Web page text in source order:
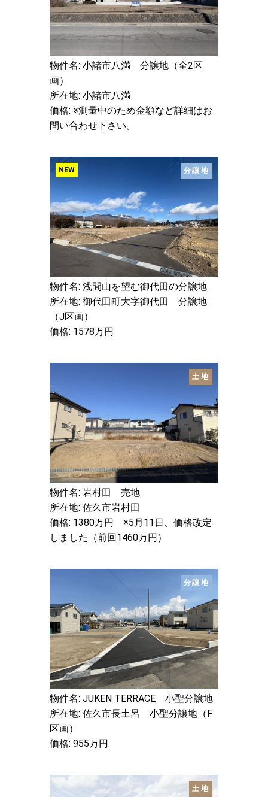
物件名: 小諸市八満 分譲地（全2区
画）
所在地: 小諸市八満
価格: ※測量中のため金額など詳細はお
問い合わせ下さい。
NEW 分譲地
物件名: 浅間山を望む御代田の分譲地
所在地: 御代田町大字御代田 分譲地
（J区画）
価格: 1578万円
土地
物件名: 岩村田 売地
所在地: 佐久市岩村田
価格: 1380万円 ※5月11日、価格改定
しました（前回1460万円）
分譲地
物件名: JUKEN TERRACE 小聖分譲地
所在地: 佐久市長土呂 小聖分譲地（F
区画）
価格: 955万円
土地